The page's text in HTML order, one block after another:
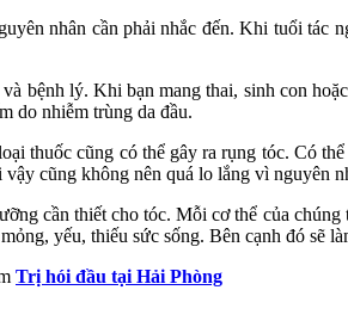
nhân cần phải nhắc đến. Khi tuổi tác
bệnh lý. Khi bạn mang thai, sinh con
do nhiễm trùng da đầu.
thuốc cũng có thể gây ra rụng tóc. Có
cũng không nên quá lo lắng vì nguyên
cần thiết cho tóc. Mỗi cơ thể của
yếu, thiếu sức sống. Bên cạnh đó sẽ
Trị hói đầu tại Hải Phòng